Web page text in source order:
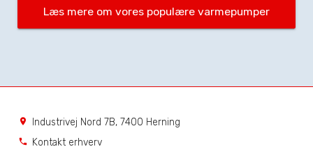
Læs mere om vores populære varmepumper
location_on Industrivej Nord 7B, 7400 Herning
phone Kontakt erhverv